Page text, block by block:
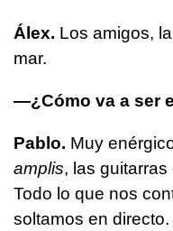
Álex. Los amigos,
mar.
—¿Cómo va a ser
Pablo. Muy
amplis, las
Todo lo que nos
soltamos en directo.